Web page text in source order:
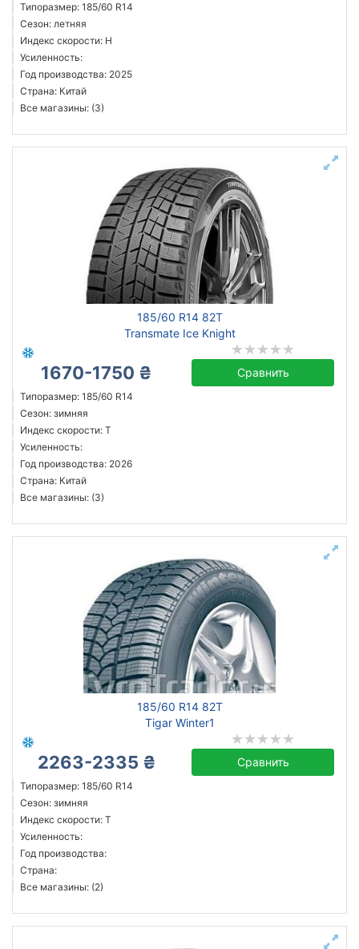
Типоразмер: 185/60 R14
Сезон: летняя
Индекс скорости: H
Усиленность:
Год производства: 2025
Страна: Китай
Все магазины: (3)
185/60 R14 82T
Transmate Ice Knight
1670-1750 ₴ Сравнить
Типоразмер: 185/60 R14
Сезон: зимняя
Индекс скорости: T
Усиленность:
Год производства: 2026
Страна: Китай
Все магазины: (3)
185/60 R14 82T
Tigar Winter1
2263-2335 ₴ Сравнить
Типоразмер: 185/60 R14
Сезон: зимняя
Индекс скорости: T
Усиленность:
Год производства:
Страна:
Все магазины: (2)